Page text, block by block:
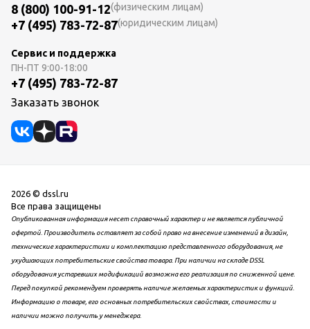
8 (800) 100-91-12(физическим лицам)
+7 (495) 783-72-87(юридическим лицам)
Сервис и поддержка
ПН-ПТ 9:00-18:00
+7 (495) 783-72-87
Заказать звонок
2026 © dssl.ru
Все права защищены
Опубликованная информация несет справочный характер и не является публичной
офертой. Производитель оставляет за собой право на внесение изменений в дизайн,
технические характеристики и комплектацию представленного оборудования, не
ухудшающих потребительские свойства товара. При наличии на складе DSSL
оборудования устаревших модификаций возможна его реализация по сниженной цене.
Перед покупкой рекомендуем проверять наличие желаемых характеристик и функций.
Информацию о товаре, его основных потребительских свойствах, стоимости и
наличии можно получить у менеджера.